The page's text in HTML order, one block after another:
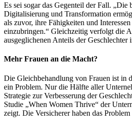
Es sei sogar das Gegenteil der Fall. „Die
Digitalisierung und Transformation
als zuvor, ihre Fähigkeiten und
einzubringen.“ Gleichzeitig verfolgt die
ausgeglichenen Anteils der Geschlechter
Mehr Frauen an die Macht?
Die Gleichbehandlung von Frauen ist in
ein Problem. Nur die Hälfte aller
Strategie zur Verbesserung der
Studie „When Women Thrive“ der
zeigt. Die Versicherer haben das Problem